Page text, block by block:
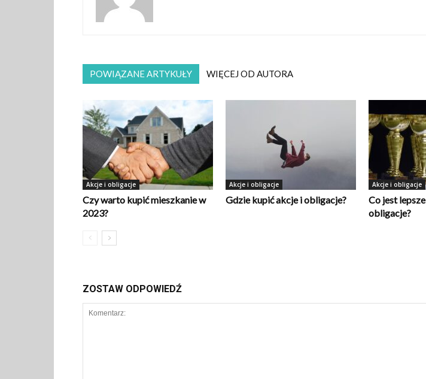
POWIĄZANE ARTYKUŁY WIĘCEJ OD AUTORA
Akcje i obligacje
Czy warto kupić mieszkanie w
2023?
Akcje i obligacje
Gdzie kupić akcje i obligacje?
Akcje i obligacje
Co jest
obligacje?
ZOSTAW ODPOWIEDŹ